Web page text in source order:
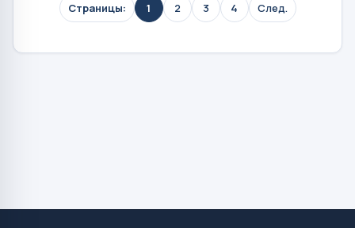
Страницы: 1 2 3 4 След.